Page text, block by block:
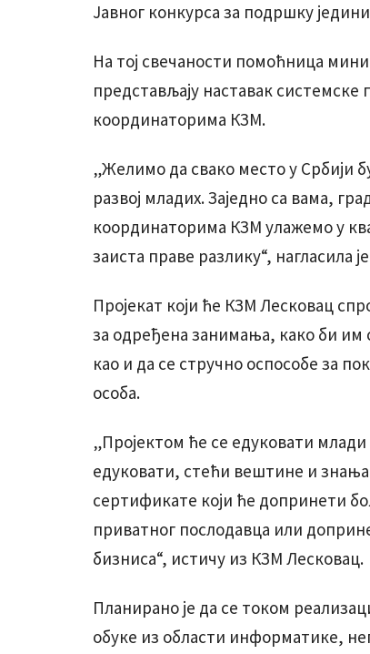
Јавног конкурса за подршку
На тој свечаности помоћница
представљају наставак
координаторима КЗМ.
„Желимо да свако место у Србији
развој младих. Заједно са вама,
координаторима КЗМ улажемо у
заиста праве разлику“, нагласила
Пројекат који ће КЗМ Лесковац
за одређена занимања, како би
као и да се стручно оспособе за
особа.
„Пројектом ће се едуковати
едуковати, стећи вештине и
сертификате који ће допринети
приватног послодавца или
бизниса“, истичу из КЗМ Лесковац.
Планирано је да се током
обуке из области информатике,